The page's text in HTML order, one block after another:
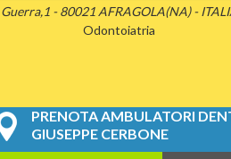
Guerra,1 - 80021 AFRAGOLA(NA) -
Odontoiatria
PRENOTA AMBULATORI
GIUSEPPE CERBONE